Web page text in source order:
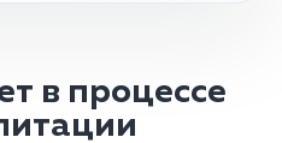
в процессе